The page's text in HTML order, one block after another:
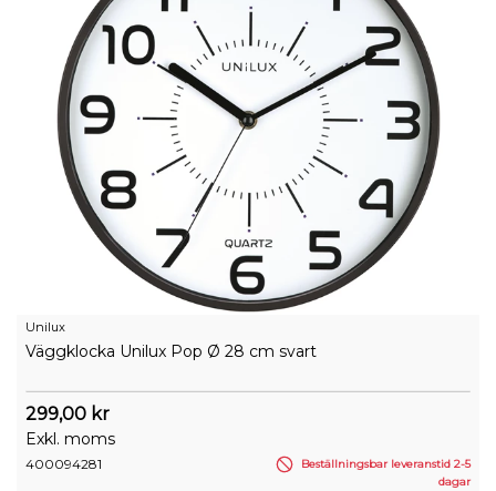
Unilux
Väggklocka Unilux Pop Ø 28 cm svart
299,00 kr
Exkl. moms
400094281
Beställningsbar leveranstid 2-5
dagar